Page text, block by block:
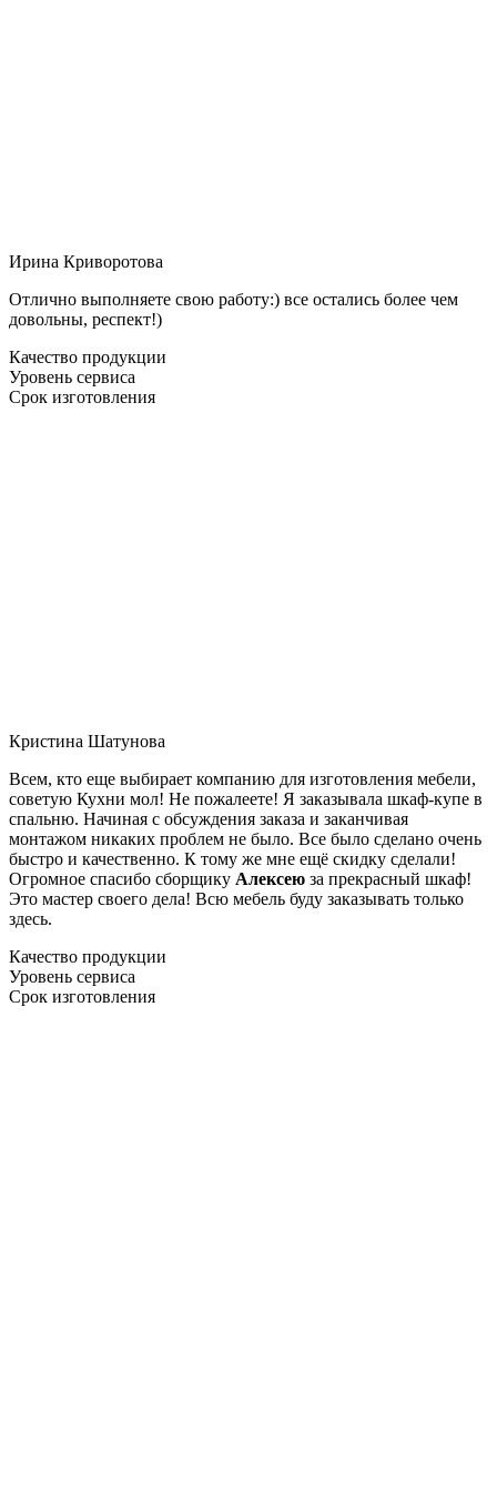
Ирина Криворотова
Отлично выполняете свою работу:) все остались более чем
довольны, респект!)
Качество продукции
Уровень сервиса
Срок изготовления
Кристина Шатунова
Всем, кто еще выбирает компанию для изготовления мебели,
советую Кухни мол! Не пожалеете! Я заказывала шкаф-купе в
спальню. Начиная с обсуждения заказа и заканчивая
монтажом никаких проблем не было. Все было сделано очень
быстро и качественно. К тому же мне ещё скидку сделали!
Огромное спасибо сборщику Алексею за прекрасный шкаф!
Это мастер своего дела! Всю мебель буду заказывать только
здесь.
Качество продукции
Уровень сервиса
Срок изготовления